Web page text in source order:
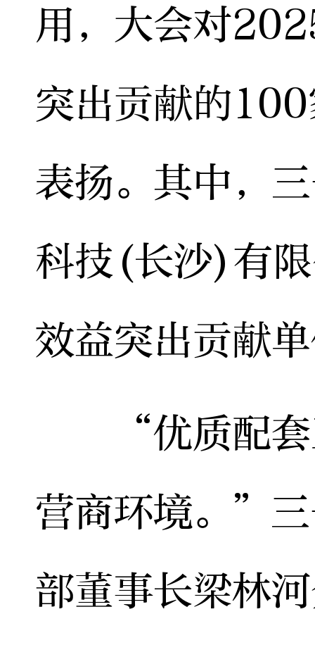
用，大会对
突出贡献的
表扬。其中，
科技(长沙)有
效益突出贡献
“优质配套
营商环境。”
部董事长梁林